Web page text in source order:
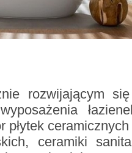
rozwijającym
płytek
ceramiki